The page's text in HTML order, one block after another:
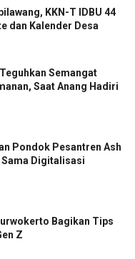
KKN-T IDBU 44
dan Kalender Desa
Semangat
Saat Anang Hadiri
Pondok Pesantren Ash
Digitalisasi
Bagikan Tips
Z